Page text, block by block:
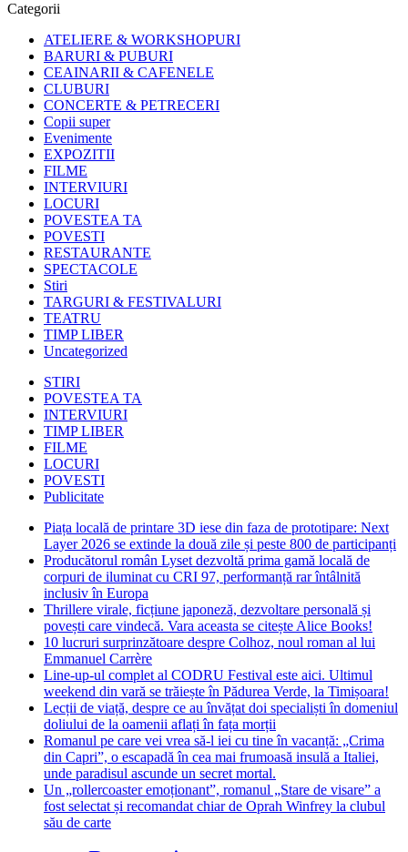
Categorii
ATELIERE & WORKSHOPURI
BARURI & PUBURI
CEAINARII & CAFENELE
CLUBURI
CONCERTE & PETRECERI
Copii super
Evenimente
EXPOZITII
FILME
INTERVIURI
LOCURI
POVESTEA TA
POVESTI
RESTAURANTE
SPECTACOLE
Stiri
TARGURI & FESTIVALURI
TEATRU
TIMP LIBER
Uncategorized
STIRI
POVESTEA TA
INTERVIURI
TIMP LIBER
FILME
LOCURI
POVESTI
Publicitate
Piața locală de printare 3D iese din faza de prototipare: Next
Layer 2026 se extinde la două zile și peste 800 de participanți
Producătorul român Lyset dezvoltă prima gamă locală de
corpuri de iluminat cu CRI 97, performanță rar întâlnită
inclusiv în Europa
Thrillere virale, ficțiune japoneză, dezvoltare personală și
povești care vindecă. Vara aceasta se citește Alice Books!
10 lucruri surprinzătoare despre Colhoz, noul roman al lui
Emmanuel Carrère
Line-up-ul complet al CODRU Festival este aici. Ultimul
weekend din vară se trăiește în Pădurea Verde, la Timișoara!
Lecții de viață, despre ce au învățat doi specialiști în domeniul
doliului de la oamenii aflați în fața morții
Romanul pe care vei vrea să-l iei cu tine în vacanță: „Crima
din Capri”, o escapadă în cea mai frumoasă insulă a Italiei,
unde paradisul ascunde un secret mortal.
Un „rollercoaster emoționant”, romanul „Stare de visare” a
fost selectat și recomandat chiar de Oprah Winfrey la clubul
său de carte